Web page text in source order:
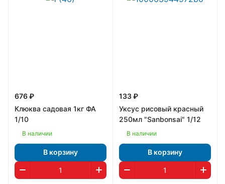
676 ₽
Клюква садовая 1кг ФА
1/10
В наличии
В корзину
133 ₽
Уксус рисовый красный
250мл "Sanbonsai" 1/12
В наличии
В корзину